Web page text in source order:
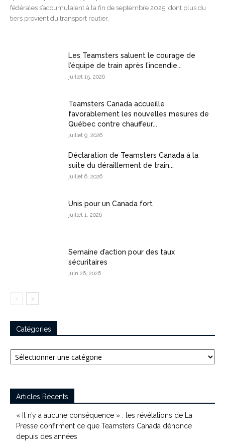
fédérales s’accumulaient à la fin de septembre 2025, dont plus du
tiers provient du transport routier.
Les Teamsters saluent le courage de
l’équipe de train après l’incendie...
juillet 15, 2026
Teamsters Canada accueille
favorablement les nouvelles mesures de
Québec contre chauffeur...
juillet 9, 2026
Déclaration de Teamsters Canada à la
suite du déraillement de train...
juillet 6, 2026
Unis pour un Canada fort
juillet 1, 2026
Semaine d’action pour des taux
sécuritaires
juin 26, 2026
Catégories
Catégories
Articles Récents
« Il n’y a aucune conséquence » : les révélations de La
Presse confirment ce que Teamsters Canada dénonce
depuis des années